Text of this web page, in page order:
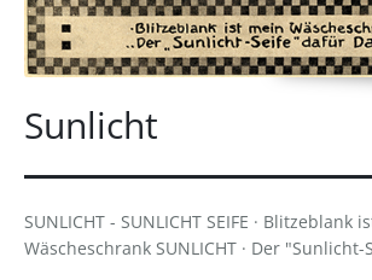
Sunlicht
SUNLICHT - SUNLICHT SEIFE · Blitzeblank
Wäscheschrank SUNLICHT · Der